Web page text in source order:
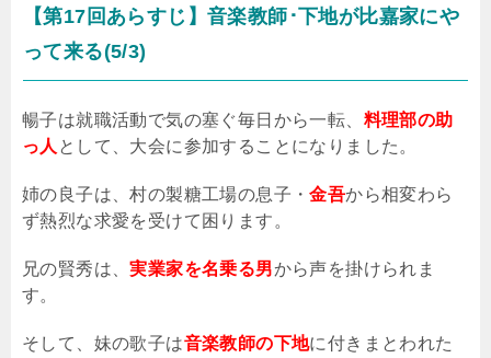
【第17回あらすじ】音楽教師･下地が比嘉家にや
って来る(5/3)
暢子は就職活動で気の塞ぐ毎日から一転、 料理部の助
っ人 として、大会に参加することになりました。
姉の良子は、村の製糖工場の息子・金吾から相変わら
ず熱烈な求愛を受けて困ります。
兄の賢秀は、実業家を名乗る男から声を掛けられま
す。
そして、妹の歌子は音楽教師の下地に付きまとわれた